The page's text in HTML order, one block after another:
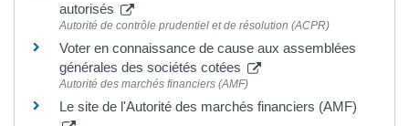
autorisés
Autorité de contrôle prudentiel et de résolution (ACPR)
Voter en connaissance de cause aux assemblées
générales des sociétés cotées
Autorité des marchés financiers (AMF)
Le site de l'Autorité des marchés financiers (AMF)